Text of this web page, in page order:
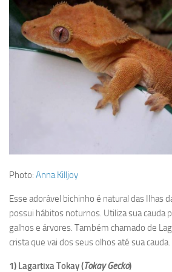
Photo: Anna Killjoy
Esse adorável bichinho é natural das Ilhas
possui hábitos noturnos. Utiliza sua cauda
galhos e árvores. Também chamado de
crista que vai dos seus olhos até sua cauda.
1) Lagartixa Tokay (Tokay Gecko)